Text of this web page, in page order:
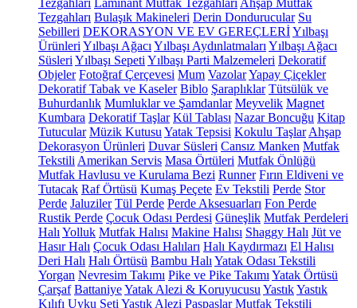
Tezgahları Laminant Mutfak Tezgahları Ahşap Mutfak
Tezgahları Bulaşık Makineleri Derin Dondurucular Su
Sebilleri DEKORASYON VE EV GEREÇLERİYılbaşı
Ürünleri Yılbaşı Ağacı Yılbaşı Aydınlatmaları Yılbaşı Ağacı
Süsleri Yılbaşı Sepeti Yılbaşı Parti Malzemeleri Dekoratif
Objeler Fotoğraf Çerçevesi Mum VazolarYapay Çiçekler
Dekoratif Tabak ve Kaseler Biblo Şaraplıklar Tütsülük ve
Buhurdanlık Mumluklar ve Şamdanlar Meyvelik Magnet
Kumbara Dekoratif Taşlar Kül Tablası Nazar Boncuğu Kitap
Tutucular Müzik Kutusu Yatak Tepsisi Kokulu Taşlar Ahşap
Dekorasyon Ürünleri Duvar Süsleri Cansız Manken Mutfak
Tekstili Amerikan Servis Masa Örtüleri Mutfak Önlüğü
Mutfak Havlusu ve Kurulama Bezi Runner Fırın Eldiveni ve
Tutacak Raf Örtüsü Kumaş Peçete Ev Tekstili Perde Stor
Perde Jaluziler Tül Perde Perde Aksesuarları Fon Perde
Rustik Perde Çocuk Odası Perdesi Güneşlik Mutfak Perdeleri
Halı Yolluk Mutfak Halısı Makine Halısı Shaggy Halı Jüt ve
Hasır Halı Çocuk Odası Halıları Halı Kaydırmazı El Halısı
Deri Halı Halı Örtüsü Bambu Halı Yatak Odası Tekstili
Yorgan Nevresim Takımı Pike ve Pike Takımı Yatak Örtüsü
Çarşaf BattaniyeYatak Alezi & Koruyucusu YastıkYastık
Kılıfı Uyku Seti Yastık Alezi Paspaslar Mutfak Tekstili